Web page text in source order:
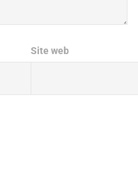
Site web